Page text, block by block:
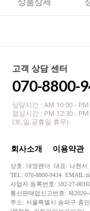
고객 상담 센터
070-8800-
상담시간 : AM 10:00 -
점심시간 : PM 12:30 -
(토,일,공휴일 휴무)
회사소개 이용약관
상호: 대영팬더 대표: 나현서
TEL: 070-8800-9434
사업자 등록번호: 592-27-
통신판매업신고번호: 제2020-
주소: 서울특별시 송파구 충